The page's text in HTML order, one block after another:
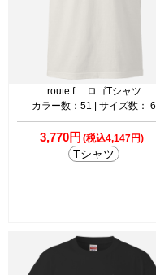
route f ロゴTシャツ
カラー数：51 | サイズ数： 6
3,770円 (税込4,147円)
Tシャツ